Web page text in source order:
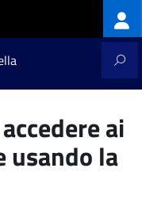
ai
usando la